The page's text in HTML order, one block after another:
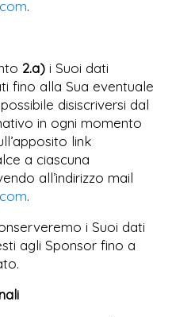
.
2.a) i Suoi dati
fino alla Sua eventuale
disiscriversi dal
in ogni momento
link
a ciascuna
all’indirizzo mail
.
i Suoi dati
agli Sponsor fino a